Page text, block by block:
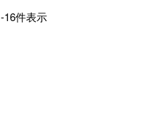
-16件表示